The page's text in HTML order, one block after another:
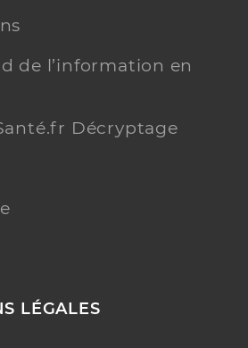
de l’information en
Décryptage
LÉGALES